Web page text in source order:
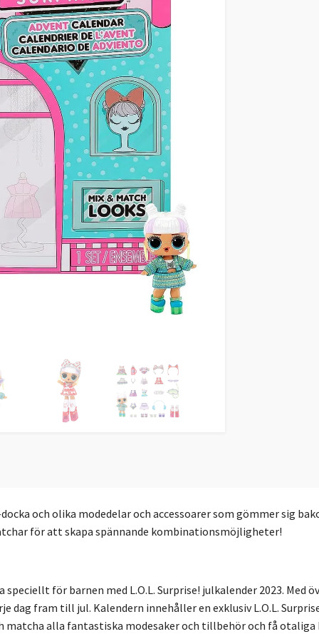
och olika modedelar och accessoarer som gömmer sig
för att skapa spännande kombinationsmöjligheter!
för barnen med L.O.L. Surprise! julkalender 2023. Med
dag fram till jul. Kalendern innehåller en exklusiv L.O.L.
alla fantastiska modesaker och tillbehör och få